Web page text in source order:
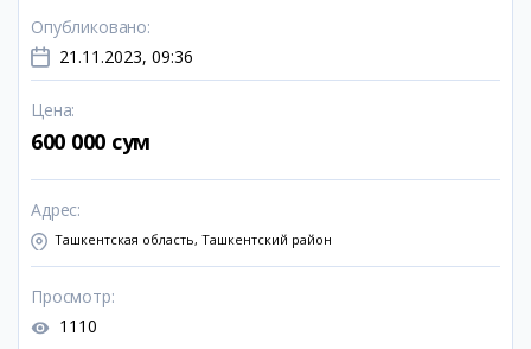
Опубликовано:
21.11.2023, 09:36
Цена:
600 000 сум
Адрес:
Ташкентская область, Ташкентский район
Просмотр:
1110